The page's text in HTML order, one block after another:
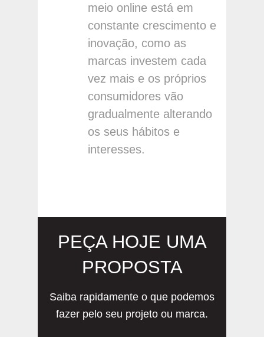
meio online está em
constante crescimento e
inovação, como as
marcas investem cada
vez mais e os próprios
consumidores vão
gradualmente alterando
os seus hábitos e
interesses.
PEÇA HOJE UMA
PROPOSTA
Saiba rapidamente o que podemos
fazer pelo seu projeto ou marca.